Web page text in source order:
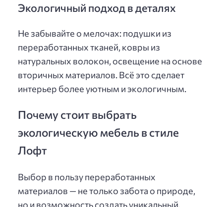
Экологичный подход в деталях
Не забывайте о мелочах: подушки из
переработанных тканей, ковры из
натуральных волокон, освещение на основе
вторичных материалов. Всё это сделает
интерьер более уютным и экологичным.
Почему стоит выбрать
экологическую мебель в стиле
Лофт
Выбор в пользу переработанных
материалов — не только забота о природе,
но и возможность создать уникальный,